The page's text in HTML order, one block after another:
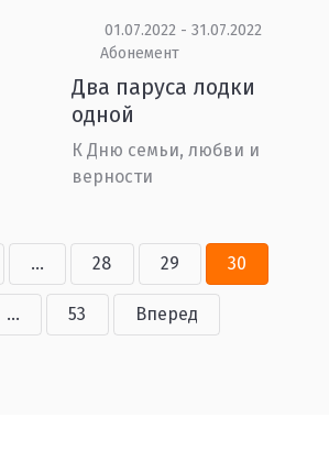
01.07.2022 - 31.07.2022
Абонемент
Два паруса лодки
одной
К Дню семьи, любви и
верности
... 28 29 30
... 53 Вперед